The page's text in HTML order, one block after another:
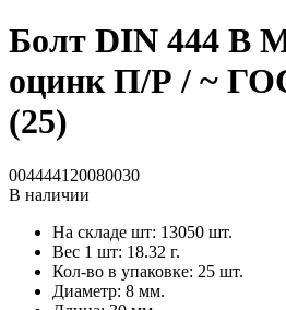
Болт DIN 444 B
оцинк П/Р / ~
(25)
004444120080030
В наличии
На складе шт: 13050 шт.
Вес 1 шт: 18.32 г.
Кол-во в упаковке: 25 шт.
Диаметр: 8 мм.